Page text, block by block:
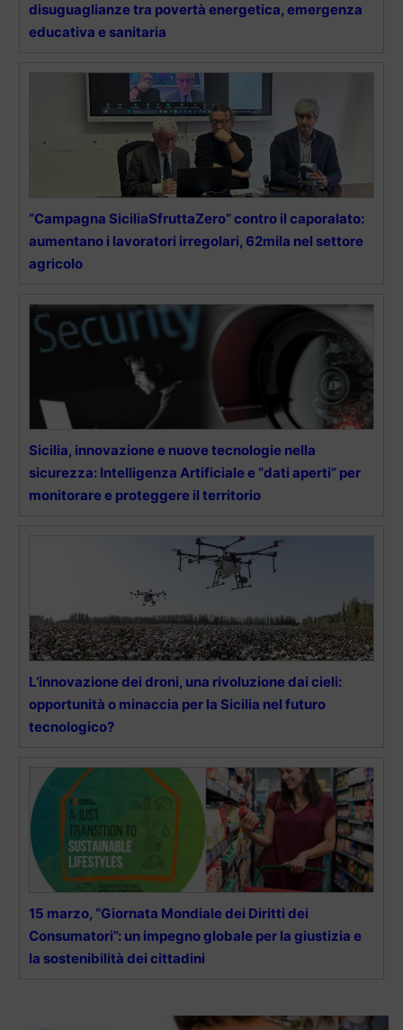
disuguaglianze tra povertà energetica, emergenza
educativa e sanitaria
“Campagna SiciliaSfruttaZero” contro il caporalato:
aumentano i lavoratori irregolari, 62mila nel settore
agricolo
Sicilia, innovazione e nuove tecnologie nella
sicurezza: Intelligenza Artificiale e “dati aperti” per
monitorare e proteggere il territorio
L’innovazione dei droni, una rivoluzione dai cieli:
opportunità o minaccia per la Sicilia nel futuro
tecnologico?
15 marzo, “Giornata Mondiale dei Diritti dei
Consumatori”: un impegno globale per la giustizia e
la sostenibilità dei cittadini